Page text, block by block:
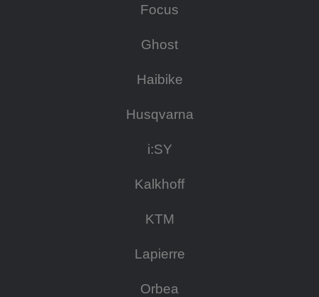
Focus
Ghost
Haibike
Husqvarna
i:SY
Kalkhoff
KTM
Lapierre
Orbea